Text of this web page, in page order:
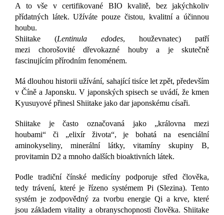
A to vše v certifikované BIO kvalitě, bez jakýchkoliv
přídatných látek. Užíváte pouze čistou, kvalitní a účinnou
houbu.
Shiitake (Lentinula edodes, houževnatec) patří
mezi chorošovité dřevokazné houby a je skutečně
fascinujícím přírodním fenoménem.
Má dlouhou historii užívání, sahající tisíce let zpět, především
v Číně a Japonsku. V japonských spisech se uvádí, že kmen
Kyusuyové přinesl Shiitake jako dar japonskému císaři.
Shiitake je často označovaná jako „královna mezi
houbami“ či „elixír života“, je bohatá na esenciální
aminokyseliny, minerální látky, vitamíny skupiny B,
provitamin D2 a mnoho dalších bioaktivních látek.
Podle tradiční čínské medicíny podporuje střed člověka,
tedy trávení, které je řízeno systémem Pi (Slezina). Tento
systém je zodpovědný za tvorbu energie Qi a krve, které
jsou základem vitality a obranyschopnosti člověka. Shiitake